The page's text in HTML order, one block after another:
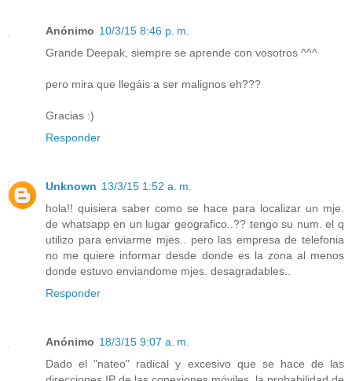
Anónimo 10/3/15 8:46 p. m.
Grande Deepak, siempre se aprende con vosotros ^^^
pero mira que llegáis a ser malignos eh???
Gracias :)
Responder
Unknown 13/3/15 1:52 a. m.
hola!! quisiera saber como se hace para localizar un mje.
de whatsapp en un lugar geografico..?? tengo su num. el q
utilizo para enviarme mjes.. pero las empresa de telefonia
no me quiere informar desde donde es la zona al menos
donde estuvo enviandome mjes. desagradables..
Responder
Anónimo 18/3/15 9:07 a. m.
Dado el "nateo" radical y excesivo que se hace de las